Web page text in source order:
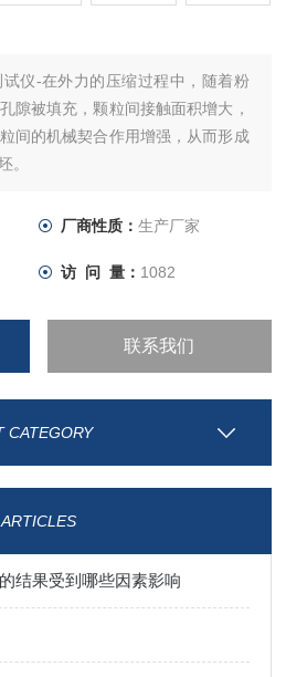
仪-在外力的压缩过程中，随着粉
隙被填充，颗粒间接触面积增大，
间的机械契合作用增强，从而形成
。
厂商性质： 生产厂家
访 问 量： 1082
联系我们
CATEGORY
结果受到哪些因素影响